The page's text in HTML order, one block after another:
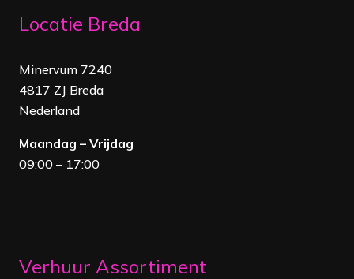
Locatie Breda
Minervum 7240
4817 ZJ Breda
Nederland
Maandag – Vrijdag
09:00 – 17:00
Verhuur Assortiment